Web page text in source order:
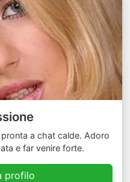
a chat calde. Adoro
e far venire forte.
profilo